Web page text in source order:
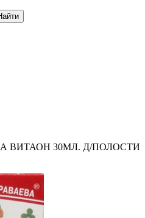
ВИТАОН 30МЛ. Д/ПОЛОСТИ